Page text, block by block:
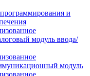
и
модуль ввода/
модуль